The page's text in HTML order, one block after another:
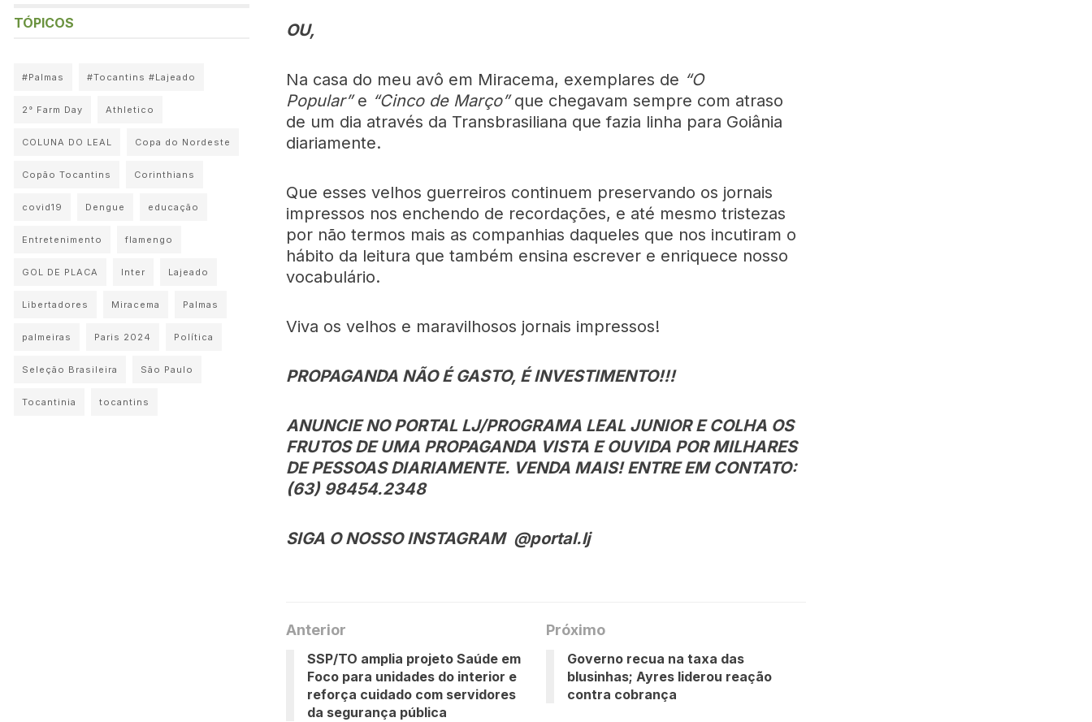
OU,
Na casa do meu avô em Miracema, exemplares de “O
Popular”e “Cinco de Março”que chegavam sempre com atraso
de um dia através da Transbrasiliana que fazia linha para Goiânia
diariamente.
Que esses velhos guerreiros continuem preservando os jornais
impressos nos enchendo de recordações, e até mesmo tristezas
por não termos mais as companhias daqueles que nos incutiram o
hábito da leitura que também ensina escrever e enriquece nosso
vocabulário.
Viva os velhos e maravilhosos jornais impressos!
PROPAGANDA NÃO É GASTO, É INVESTIMENTO!!!
ANUNCIE NO PORTAL LJ/PROGRAMA LEAL JUNIOR E COLHA OS
FRUTOS DE UMA PROPAGANDA VISTA E OUVIDA POR MILHARES
DE PESSOAS DIARIAMENTE. VENDA MAIS! ENTRE EM CONTATO:
(63) 98454.2348
SIGA O NOSSO INSTAGRAM @portal.lj
Anterior
SSP/TO amplia projeto Saúde em
Foco para unidades do interior e
reforça cuidado com servidores
da segurança pública
Próximo
Governo recua na taxa das
blusinhas; Ayres liderou reação
contra cobrança
TÓPICOS
#Palmas #Tocantins #Lajeado
2° Farm Day Athletico
COLUNA DO LEAL Copa do Nordeste
Copão Tocantins Corinthians
covid19 Dengue educação
Entretenimento flamengo
GOL DE PLACA Inter Lajeado
Libertadores Miracema Palmas
palmeiras Paris 2024 Política
Seleção Brasileira São Paulo
Tocantinia tocantins